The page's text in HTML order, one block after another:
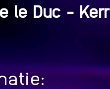
le Duc -